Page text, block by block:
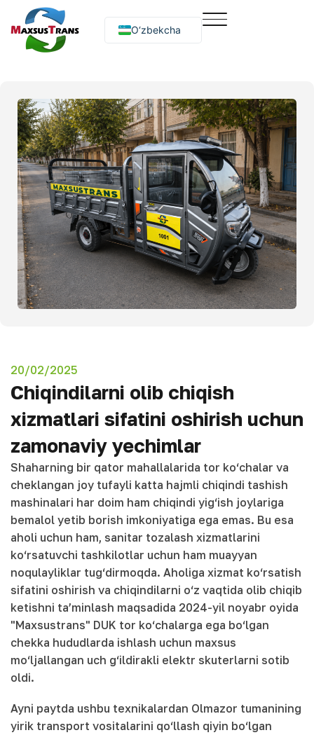
O‘zbekcha
Русский
20/02/2025
Chiqindilarni olib chiqish
xizmatlari sifatini oshirish uchun
zamonaviy yechimlar
Shaharning bir qator mahallalarida tor ko‘chalar va
cheklangan joy tufayli katta hajmli chiqindi tashish
mashinalari har doim ham chiqindi yig‘ish joylariga
bemalol yetib borish imkoniyatiga ega emas. Bu esa
aholi uchun ham, sanitar tozalash xizmatlarini
ko‘rsatuvchi tashkilotlar uchun ham muayyan
noqulayliklar tug‘dirmoqda. Aholiga xizmat ko‘rsatish
sifatini oshirish va chiqindilarni o‘z vaqtida olib chiqib
ketishni ta’minlash maqsadida 2024-yil noyabr oyida
"Maxsustrans" DUK tor ko‘chalarga ega bo‘lgan
chekka hududlarda ishlash uchun maxsus
mo‘ljallangan uch g‘ildirakli elektr skuterlarni sotib
oldi.
Ayni paytda ushbu texnikalardan Olmazor tumanining
yirik transport vositalarini qo‘llash qiyin bo‘lgan